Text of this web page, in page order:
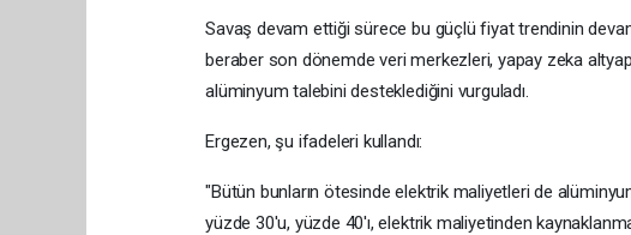
Savaş devam ettiği sürece bu güçlü fiyat trendinin
beraber son dönemde veri merkezleri, yapay zeka
alüminyum talebini desteklediğini vurguladı.
Ergezen, şu ifadeleri kullandı:
"Bütün bunların ötesinde elektrik maliyetleri de
yüzde 30'u, yüzde 40'ı, elektrik maliyetinden